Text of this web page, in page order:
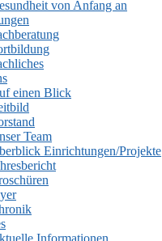
von Anfang an
einen Blick
Team
Einrichtungen/Projekte
Informationen